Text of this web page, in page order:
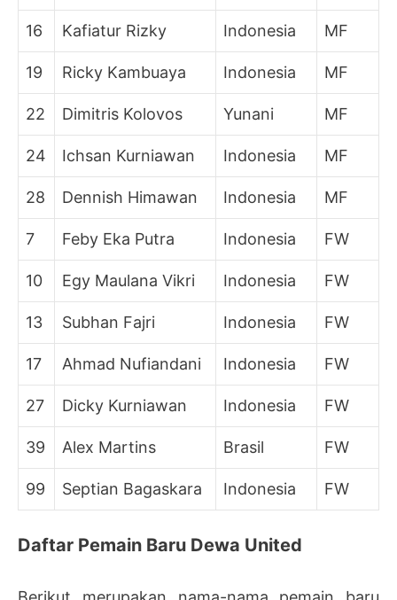
16 Kafiatur Rizky Indonesia MF
19 Ricky Kambuaya Indonesia MF
22 Dimitris Kolovos Yunani MF
24 Ichsan Kurniawan Indonesia MF
28 Dennish Himawan Indonesia MF
7 Feby Eka Putra Indonesia FW
10 Egy Maulana Vikri Indonesia FW
13 Subhan Fajri Indonesia FW
17 Ahmad Nufiandani Indonesia FW
27 Dicky Kurniawan Indonesia FW
39 Alex Martins Brasil FW
99 Septian Bagaskara Indonesia FW
Daftar Pemain Baru Dewa United